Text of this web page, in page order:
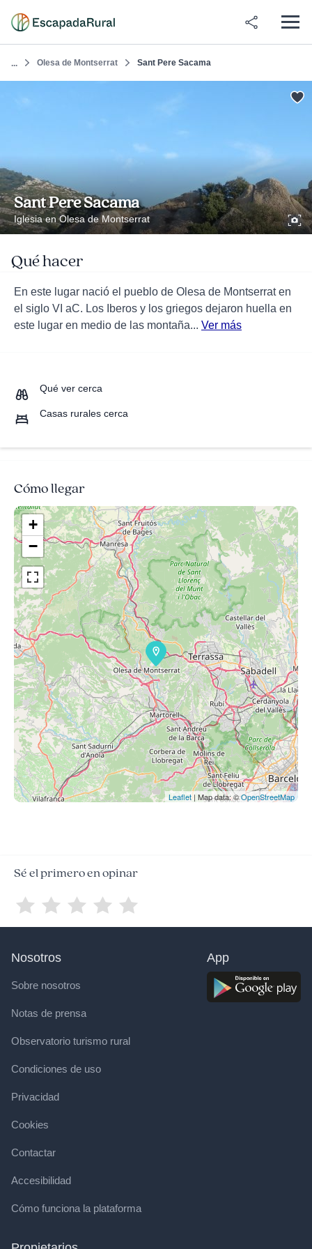
... Olesa de Montserrat Sant Pere Sacama
Sant Pere Sacama
Iglesia en Olesa de Montserrat
Qué hacer
En este lugar nació el pueblo de Olesa de Montserrat en
el siglo VI aC. Los Iberos y los griegos dejaron huella en
este lugar en medio de las montaña... Ver más
Qué ver cerca
Casas rurales cerca
Cómo llegar
+
−
Leaflet| Map data: ©OpenStreetMap
Sé el primero en opinar
Nosotros
Sobre nosotros
Notas de prensa
Observatorio turismo rural
Condiciones de uso
Privacidad
Cookies
Contactar
Accesibilidad
Cómo funciona la plataforma
App